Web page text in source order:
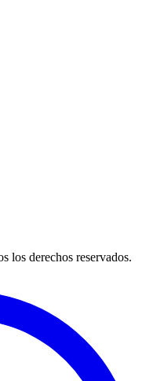
los derechos reservados.